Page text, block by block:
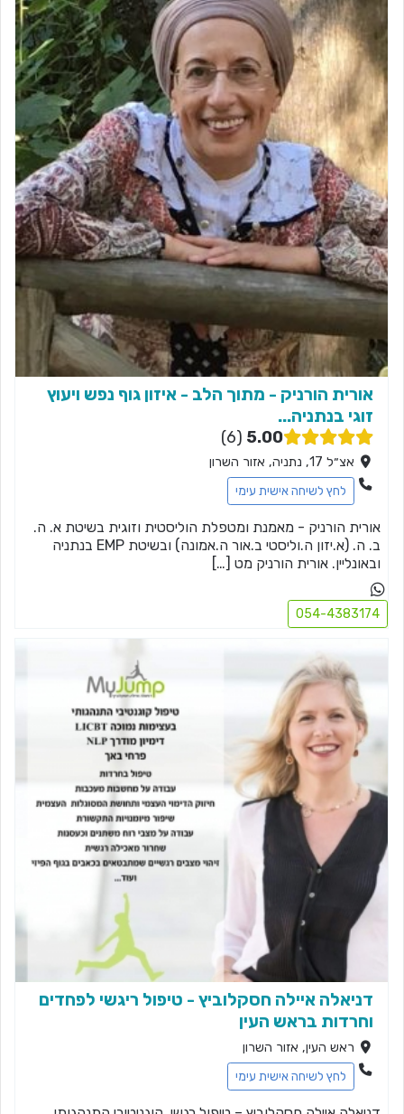
אורית הורניק - מתוך הלב - איזון גוף נפש ויעוץ
זוגי בנתניה...
5.00
6
אצ״ל 17, נתניה, אזור השרון
לחץ לשיחה אישית עימי
אורית הורניק - מאמנת ומטפלת הוליסטית וזוגית בשיטת א. ה.
ב. ה. (א.יזון ה.וליסטי ב.אור ה.אמונה) ובשיטת EMP בנתניה
ובאונליין. אורית הורניק מט […]
054-4383174
דניאלה איילה חסקלוביץ - טיפול ריגשי לפחדים
וחרדות בראש העין
ראש העין, אזור השרון
לחץ לשיחה אישית עימי